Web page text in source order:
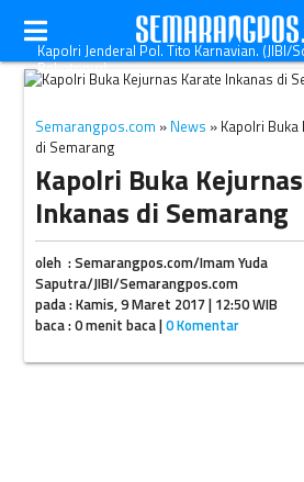
Kapolri Jenderal Pol. Tito Karnavian. (JIBI/
Rekotomo)
Semarangpos.com » News » Kapolri
di Semarang
Kapolri Buka
Inkanas di Semarang
oleh : Semarangpos.com/Imam Yuda
Saputra/JIBI/Semarangpos.com
pada : Kamis, 9 Maret 2017 | 12:50 WIB
baca : 0 menit baca |0 Komentar